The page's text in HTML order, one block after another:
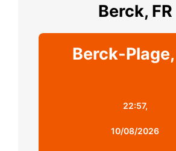
Berck, FR
Berck-Plage,
22:57,
10/08/2026